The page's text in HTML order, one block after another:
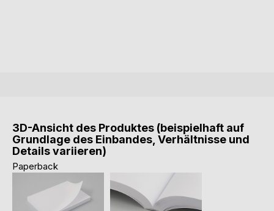
3D-Ansicht des Produktes (beispielhaft auf
Grundlage des Einbandes, Verhältnisse und
Details variieren)
Paperback